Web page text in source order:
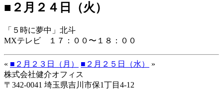
■２月２４日（火）
「５時に夢中」北斗
MXテレビ １７：００〜１８：００
« ■２月２３日（月） ■２月２５日（水）
»
株式会社健介オフィス
〒342-0041 埼玉県吉川市保1丁目4-12